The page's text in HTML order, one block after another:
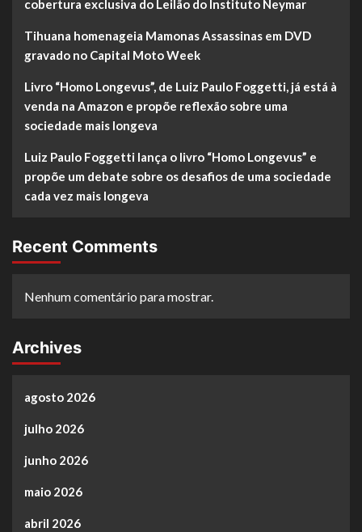
cobertura exclusiva do Leilão do Instituto Neymar
Tihuana homenageia Mamonas Assassinas em DVD
gravado no Capital Moto Week
Livro “Homo Longevus”, de Luiz Paulo Foggetti, já está à
venda na Amazon e propõe reflexão sobre uma
sociedade mais longeva
Luiz Paulo Foggetti lança o livro “Homo Longevus” e
propõe um debate sobre os desafios de uma sociedade
cada vez mais longeva
Recent Comments
Nenhum comentário para mostrar.
Archives
agosto 2026
julho 2026
junho 2026
maio 2026
abril 2026